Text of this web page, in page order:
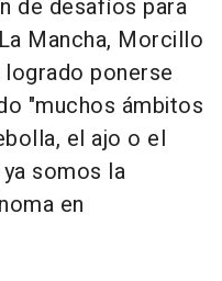
de desafíos para
Mancha, Morcillo
ponerse
"muchos ámbitos
el ajo o el
somos la
en